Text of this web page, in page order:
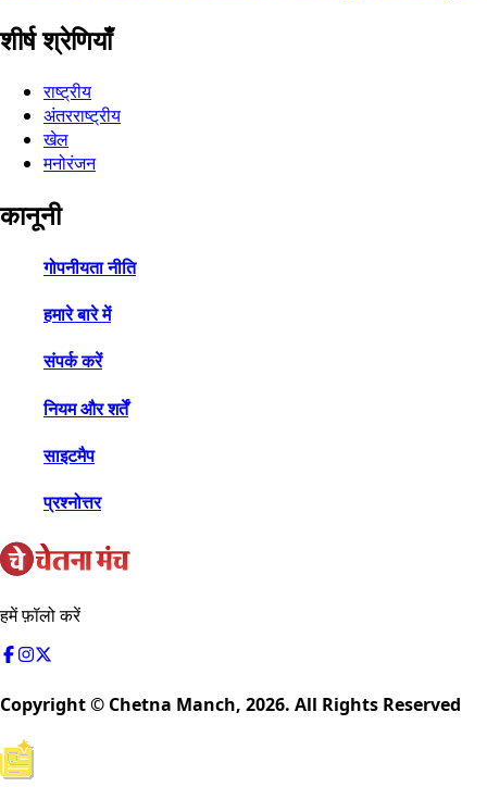
शीर्ष श्रेणियाँ
राष्ट्रीय
अंतरराष्ट्रीय
खेल
मनोरंजन
कानूनी
गोपनीयता नीति
हमारे बारे में
संपर्क करें
नियम और शर्तें
साइटमैप
प्रश्नोत्तर
हमें फ़ॉलो करें
Copyright © Chetna Manch, 2026. All Rights Reserved